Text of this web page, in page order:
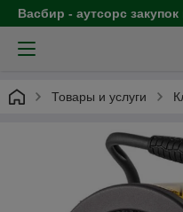
Васбир - аутсорс
Товары и услуги